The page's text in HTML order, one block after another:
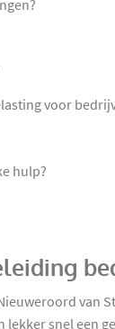
voor
hulp?
van
snel een